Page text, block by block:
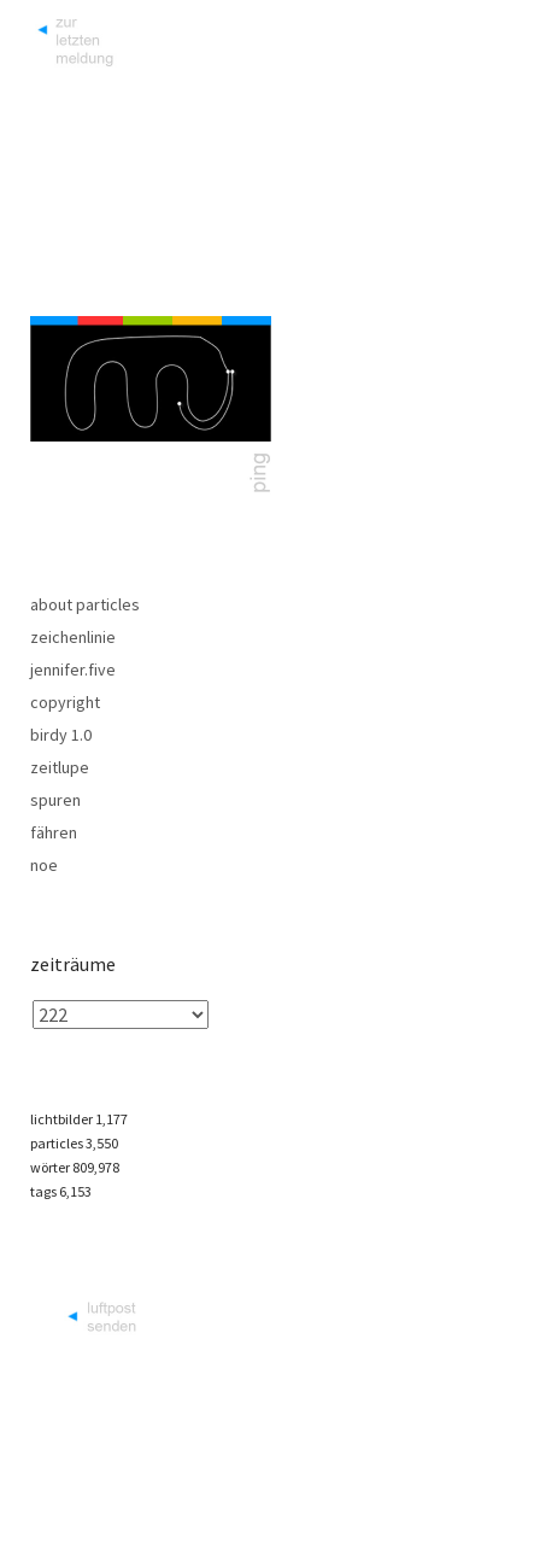
about particles
zeichenlinie
jennifer.five
copyright
birdy 1.0
zeitlupe
spuren
fähren
noe
zeiträume
lichtbilder 1,177
particles3,550
wörter 809,978
tags 6,153